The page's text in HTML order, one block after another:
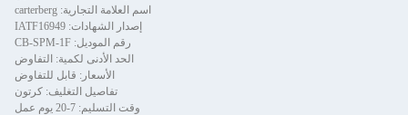
اسم العلامة التجارية: carterberg
إصدار الشهادات: IATF16949
رقم الموديل: CB-SPM-1F
الحد الأدنى لكمية: التفاوض
الأسعار: قابل للتفاوض
تفاصيل التغليف: كرتون
وقت التسليم: 7-20 يوم عمل